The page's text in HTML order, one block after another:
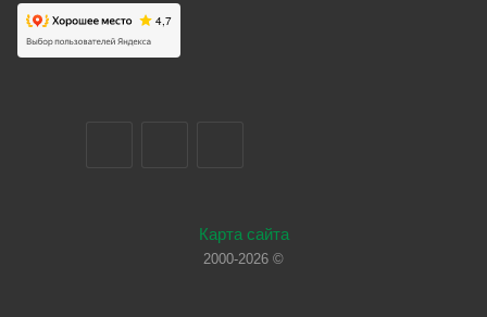
Карта сайта
2000-2026 ©